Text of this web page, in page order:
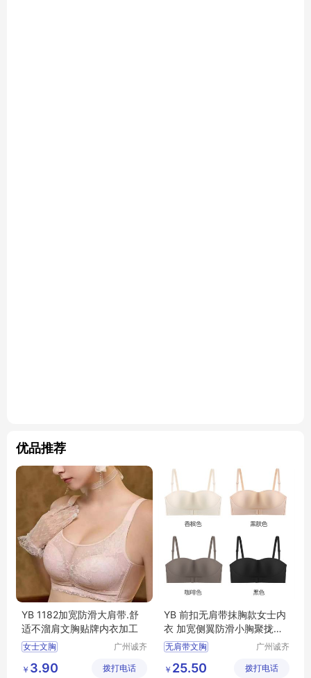
优品推荐
YB 1182加宽防滑大肩带.舒
适不溜肩文胸贴牌内衣加工
女士文胸
广州诚齐
公司
￥ 3.90 拨打电话
YB 前扣无肩带抹胸款女士内
衣 加宽侧翼防滑小胸聚拢女
文胸 DYT1011
无肩带文胸
广州诚齐
公司
￥ 25.50 拨打电话